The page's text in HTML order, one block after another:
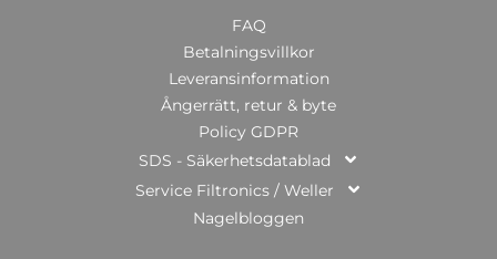
FAQ
Betalningsvillkor
Leveransinformation
Ångerrätt, retur & byte
Policy GDPR
SDS - Säkerhetsdatablad
Service Filtronics / Weller
Nagelbloggen